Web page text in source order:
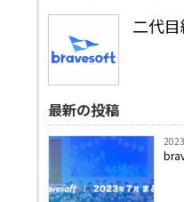
二代
最新の投稿